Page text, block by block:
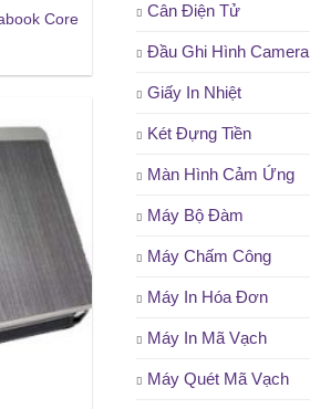
Core
Cân Điện Tử
Đầu Ghi Hình Camera
Giấy In Nhiệt
Két Đựng Tiền
Màn Hình Cảm Ứng
Máy Bộ Đàm
Máy Chấm Công
Máy In Hóa Đơn
Máy In Mã Vạch
Máy Quét Mã Vạch